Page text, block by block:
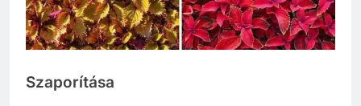
Szaporítása